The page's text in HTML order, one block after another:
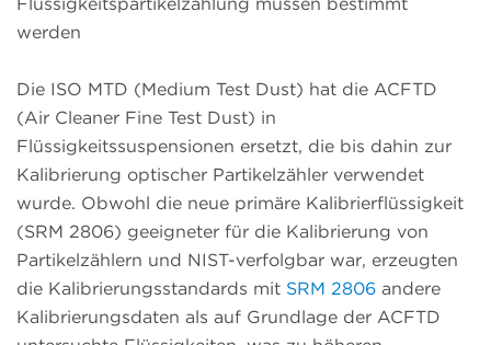
werden
Die ISO MTD (Medium Test Dust) hat die ACFTD
(Air Cleaner Fine Test Dust) in
Flüssigkeitssuspensionen ersetzt, die bis dahin zur
Kalibrierung optischer Partikelzähler verwendet
wurde. Obwohl die neue primäre Kalibrierflüssigkeit
(SRM 2806) geeigneter für die Kalibrierung von
Partikelzählern und NIST-verfolgbar war, erzeugten
die Kalibrierungsstandards mit SRM 2806 andere
Kalibrierungsdaten als auf Grundlage der ACFTD